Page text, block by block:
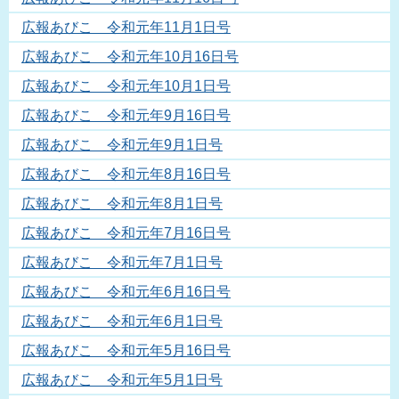
広報あびこ 令和元年11月1日号
広報あびこ 令和元年10月16日号
広報あびこ 令和元年10月1日号
広報あびこ 令和元年9月16日号
広報あびこ 令和元年9月1日号
広報あびこ 令和元年8月16日号
広報あびこ 令和元年8月1日号
広報あびこ 令和元年7月16日号
広報あびこ 令和元年7月1日号
広報あびこ 令和元年6月16日号
広報あびこ 令和元年6月1日号
広報あびこ 令和元年5月16日号
広報あびこ 令和元年5月1日号